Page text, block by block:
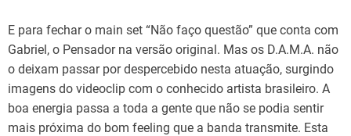
E para fechar o main set “Não faço questão” que conta com
Gabriel, o Pensador na versão original. Mas os D.A.M.A. não
o deixam passar por despercebido nesta atuação, surgindo
imagens do videoclip com o conhecido artista brasileiro. A
boa energia passa a toda a gente que não se podia sentir
mais próxima do bom feeling que a banda transmite. Esta